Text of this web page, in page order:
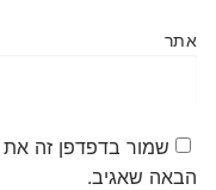
אתר
שמור בדפדפן זה
הבאה שאגיב.